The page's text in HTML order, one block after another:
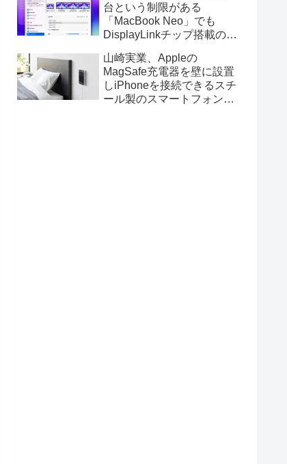
リ「Task Manager TMOG」
のBeta版を公開。
台という制限がある
「MacBook Neo」でも
DisplayLinkチップ搭載の
タを利用することでデュア
ルディスプレイ以上の出力
が可能に。
山崎実業、Appleの
MagSafe充電器を壁に設置
しiPhoneを接続できるスチ
ール製のスマートフォンホ